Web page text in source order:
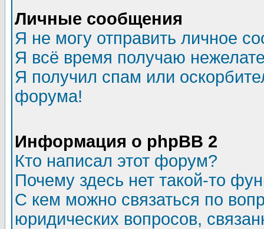
Личные сообщения
Я не могу отправить личное
Я всё время получаю
Я получил спам или
форума!
Информация о phpBB 2
Кто написал этот форум?
Почему здесь нет такой-то
С кем можно связаться по
юридических вопросов,